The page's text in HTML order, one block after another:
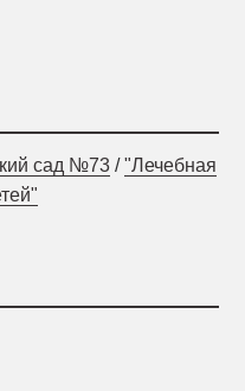
сад №73 /"Лечебная